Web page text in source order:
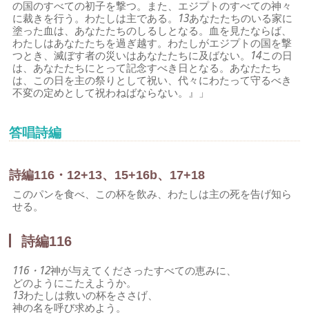
の国のすべての初子を撃つ。また、エジプトのすべての神々
に裁きを行う。わたしは主である。 13あなたたちのいる家に
塗った血は、あなたたちのしるしとなる。血を見たならば、
わたしはあなたたちを過ぎ越す。わたしがエジプトの国を撃
つとき、滅ぼす者の災いはあなたたちに及ばない。 14この日
は、あなたたちにとって記念すべき日となる。あなたたち
は、この日を主の祭りとして祝い、代々にわたって守るべき
不変の定めとして祝わねばならない。』」
答唱詩編
詩編116・12+13、15+16b、17+18
このパンを食べ、この杯を飲み、わたしは主の死を告げ知ら
せる。
詩編116
116・12神が与えてくださったすべての恵みに、
どのようにこたえようか。
13わたしは救いの杯をささげ、
神の名を呼び求めよう。